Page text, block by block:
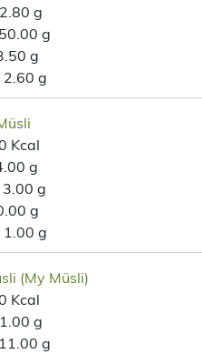
g
50.00 g
g
2.60 g
Kcal
g
3.00 g
g
1.00 g
(My Müsli)
Kcal
g
11.00 g